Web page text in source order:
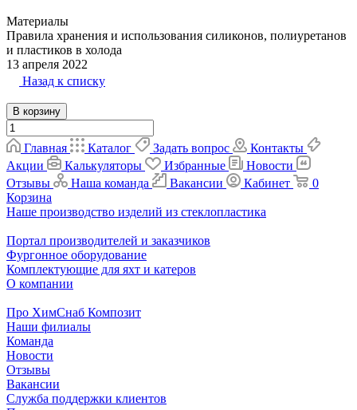
Материалы
Правила хранения и использования силиконов, полиуретанов
и пластиков в холода
13 апреля 2022
Назад к списку
В корзину
Главная Каталог Задать вопрос
Контакты
Акции
Калькуляторы Избранные
Новости
Отзывы
Наша команда Вакансии Кабинет
0
Корзина
Наше производство изделий из стеклопластика
Портал производителей и заказчиков
Фургонное оборудование
Комплектующие для яхт и катеров
О компании
Про ХимСнаб Композит
Наши филиалы
Команда
Новости
Отзывы
Вакансии
Служба поддержки клиентов